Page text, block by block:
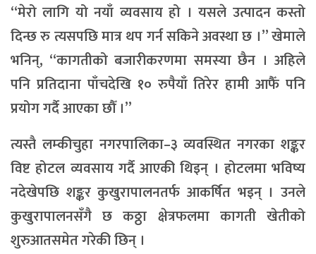
“मेरो लागि यो नयाँ व्यवसाय हो । यसले उत्पादन कस्तो
दिन्छ रु त्यसपछि मात्र थप गर्न सकिने अवस्था छ ।” खेमाले
भनिन्, “कागतीको बजारीकरणमा समस्या छैन । अहिले
पनि प्रतिदाना पाँचदेखि १० रुपैयाँ तिरेर हामी आफैँ पनि
प्रयोग गर्दै आएका छौँ ।”
त्यस्तै लम्कीचुहा नगरपालिका–३ व्यवस्थित नगरका शङ्कर
विष्ट होटल व्यवसाय गर्दै आएकी थिइन् । होटलमा भविष्य
नदेखेपछि शङ्कर कुखुरापालनतर्फ आकर्षित भइन् । उनले
कुखुरापालनसँगै छ कठ्ठा क्षेत्रफलमा कागती खेतीको
शुरुआतसमेत गरेकी छिन् ।